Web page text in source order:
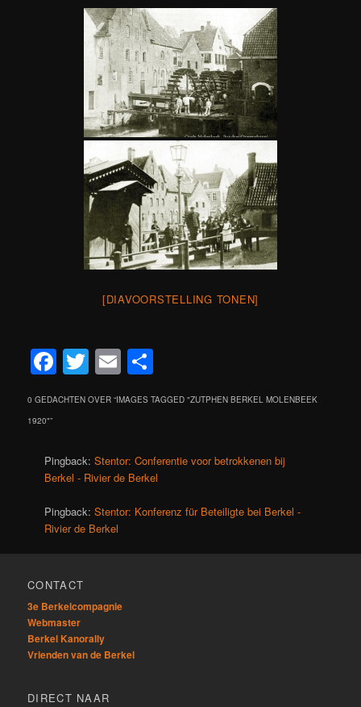
[DIAVOORSTELLING TONEN]
Facebook
Twitter
Email
0 GEDACHTEN OVER “IMAGES TAGGED "ZUTPHEN BERKEL MOLENBEEK
1920"”
Pingback:Stentor: Conferentie voor betrokkenen bij
Berkel - Rivier de Berkel
Pingback:Stentor: Konferenz für Beteiligte bei Berkel -
Rivier de Berkel
CONTACT
3e Berkelcompagnie
Webmaster
Berkel Kanorally
Vrienden van de Berkel
DIRECT NAAR